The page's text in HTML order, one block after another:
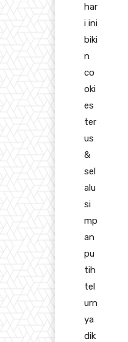
har
i ini
biki
n
co
oki
es
ter
us
&
sel
alu
si
mp
an
pu
tih
tel
urn
ya
dik